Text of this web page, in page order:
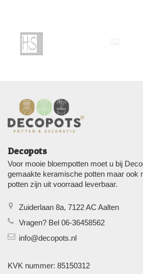
Decopots
Voor mooie bloempotten moet u bij
gemaakte keramische potten maar ook
potten zijn uit voorraad leverbaar.
Zuiderlaan 8a, 7122 AC Aalten
Vragen? Bel 06-36458562
info@decopots.nl
KVK nummer: 85150312